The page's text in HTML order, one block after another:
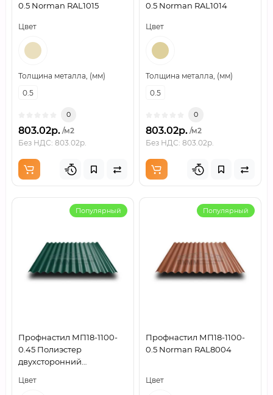
0.5 Norman RAL1015
Цвет
Толщина металла, (мм)
0.5
0
803.02р. /м2
Без НДС: 803.02р.
0.5 Norman RAL1014
Цвет
Толщина металла, (мм)
0.5
0
803.02р. /м2
Без НДС: 803.02р.
Популярный
Профнастил МП18-1100-
0.45 Полиэстер
двухсторонний
Цвет
Популярный
Профнастил МП18-1100-
0.5 Norman RAL8004
Цвет